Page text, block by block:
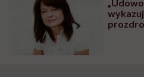
wyobraźni"